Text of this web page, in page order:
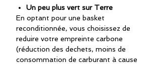
Un peu plus vert sur Terre
En optant pour une basket
reconditionnée, vous choisissez de
reduire votre empreinte carbone
(réduction des dechets, moins de
consommation de carburant à cause